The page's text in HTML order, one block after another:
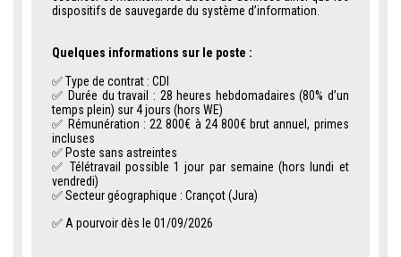
dispositifs de sauvegarde du système d’information.
Quelques informations sur le poste :
✅Type de contrat : CDI
✅ Durée du travail : 28 heures hebdomadaires (80% d’un
temps plein) sur 4 jours (hors WE)
✅ Rémunération : 22 800€ à 24 800€ brut annuel, primes
incluses
✅ Poste sans astreintes
✅ Télétravail possible 1 jour par semaine (hors lundi et
vendredi)
✅Secteur géographique : Crançot (Jura)
✅ A pourvoir dès le 01/09/2026